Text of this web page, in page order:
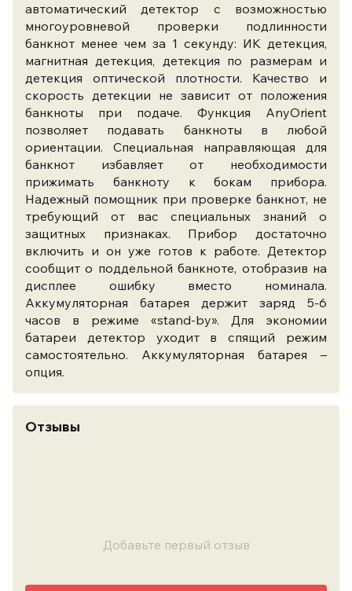
автоматический детектор с возможностью
многоуровневой проверки подлинности
банкнот менее чем за 1 секунду: ИК детекция,
магнитная детекция, детекция по размерам и
детекция оптической плотности. Качество и
скорость детекции не зависит от положения
банкноты при подаче. Функция AnyOrient
позволяет подавать банкноты в любой
ориентации. Специальная направляющая для
банкнот избавляет от необходимости
прижимать банкноту к бокам прибора.
Надежный помощник при проверке банкнот, не
требующий от вас специальных знаний о
защитных признаках. Прибор достаточно
включить и он уже готов к работе. Детектор
сообщит о поддельной банкноте, отобразив на
дисплее ошибку вместо номинала.
Аккумуляторная батарея держит заряд 5-6
часов в режиме «stand-by». Для экономии
батареи детектор уходит в спящий режим
самостоятельно. Аккумуляторная батарея –
опция.
Отзывы
Добавьте первый отзыв